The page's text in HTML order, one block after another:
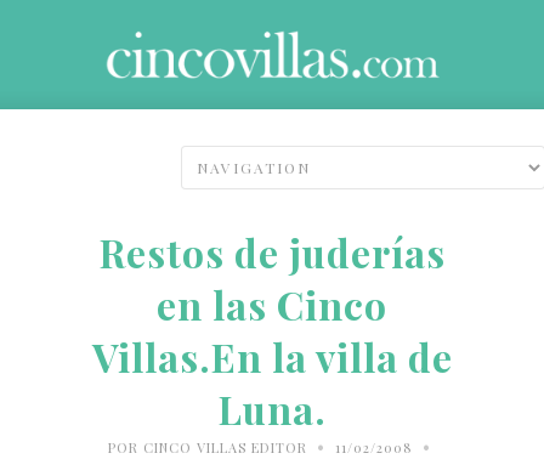
Restos de juderías
en las Cinco
Villas.En la villa de
Luna.
POR CINCO VILLAS EDITOR • 11/02/2008 •